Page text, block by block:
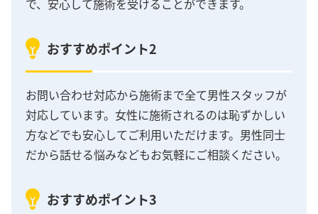
で、安心して施術を受けることができます。
おすすめポイント2
お問い合わせ対応から施術まで全て男性スタッフが
対応しています。女性に施術されるのは恥ずかしい
方などでも安心してご利用いただけます。男性同士
だから話せる悩みなどもお気軽にご相談ください。
おすすめポイント3